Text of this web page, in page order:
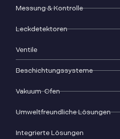
Messung & Kontrolle
Leckdetektoren
Ventile
Beschichtungssysteme
Vakuum-Ofen
Umweltfreundliche Lösungen
Integrierte Lösungen